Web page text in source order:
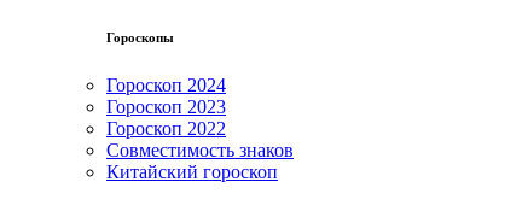
Гороскопы
Гороскоп 2024
Гороскоп 2023
Гороскоп 2022
Совместимость знаков
Китайский гороскоп